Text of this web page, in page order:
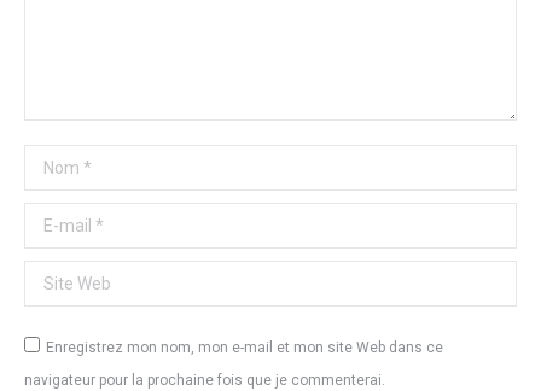
Nom *
E-mail *
Site Web
Enregistrez mon nom, mon e-mail et mon site Web dans ce
navigateur pour la prochaine fois que je commenterai.